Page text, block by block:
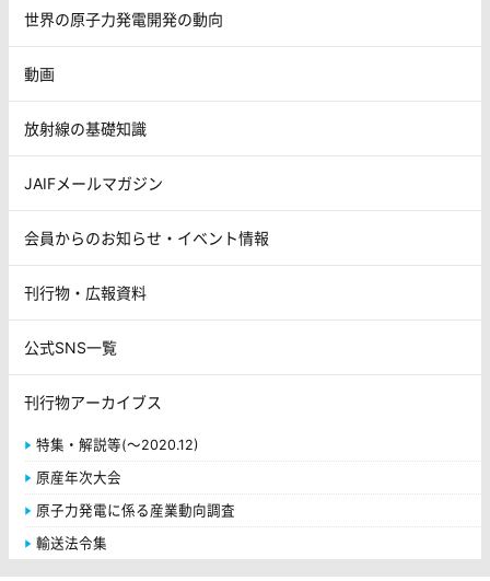
世界の原子力発電開発の動向
動画
放射線の基礎知識
JAIFメールマガジン
会員からのお知らせ・イベント情報
刊行物・広報資料
公式SNS一覧
刊行物アーカイブス
特集・解説等(～2020.12)
原産年次大会
原子力発電に係る産業動向調査
輸送法令集